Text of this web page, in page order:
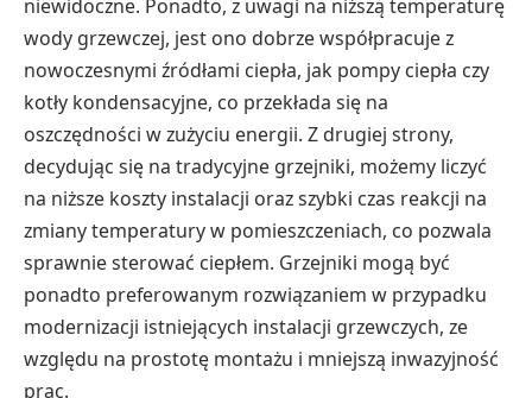
niewidoczne. Ponadto, z uwagi na niższą temperaturę
wody grzewczej, jest ono dobrze współpracuje z
nowoczesnymi źródłami ciepła, jak pompy ciepła czy
kotły kondensacyjne, co przekłada się na
oszczędności w zużyciu energii. Z drugiej strony,
decydując się na tradycyjne grzejniki, możemy liczyć
na niższe koszty instalacji oraz szybki czas reakcji na
zmiany temperatury w pomieszczeniach, co pozwala
sprawnie sterować ciepłem. Grzejniki mogą być
ponadto preferowanym rozwiązaniem w przypadku
modernizacji istniejących instalacji grzewczych, ze
względu na prostotę montażu i mniejszą inwazyjność
prac.